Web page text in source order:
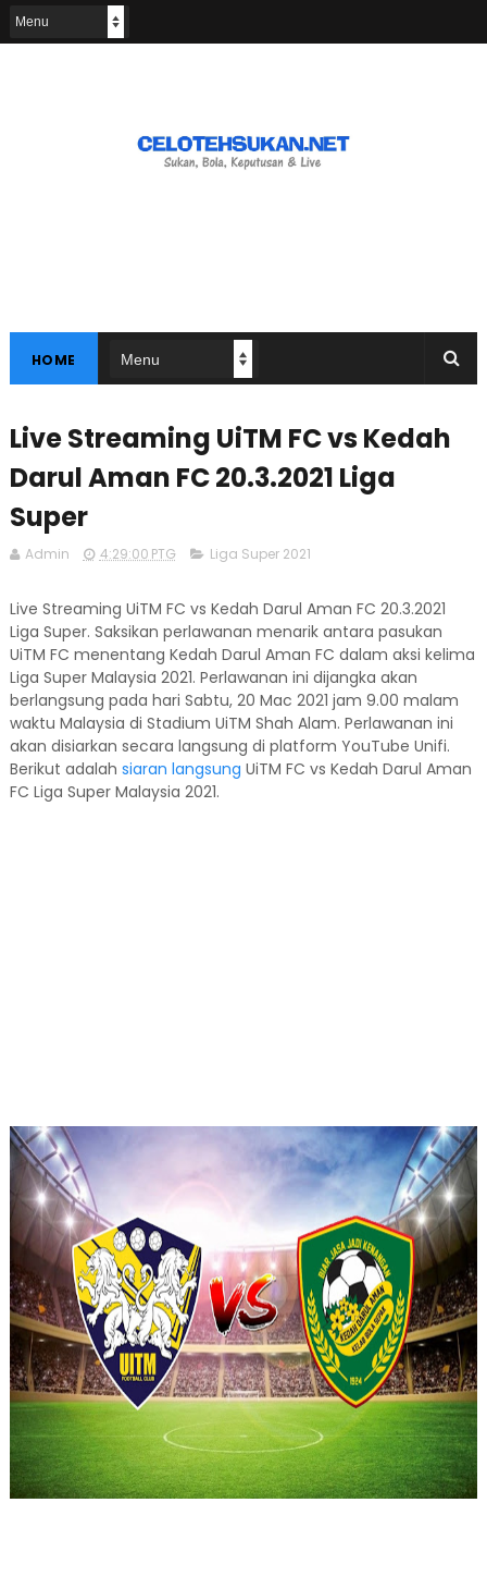
HOME
Live Streaming UiTM FC vs Kedah
Darul Aman FC 20.3.2021 Liga
Super
Admin 4:29:00 PTG Liga Super 2021
Live Streaming UiTM FC vs Kedah Darul Aman FC 20.3.2021
Liga Super. Saksikan perlawanan menarik antara pasukan
UiTM FC menentang Kedah Darul Aman FC dalam aksi kelima
Liga Super Malaysia 2021. Perlawanan ini dijangka akan
berlangsung pada hari Sabtu, 20 Mac 2021 jam 9.00 malam
waktu Malaysia di Stadium UiTM Shah Alam. Perlawanan ini
akan disiarkan secara langsung di platform YouTube Unifi.
Berikut adalah siaran langsung UiTM FC vs Kedah Darul Aman
FC Liga Super Malaysia 2021.